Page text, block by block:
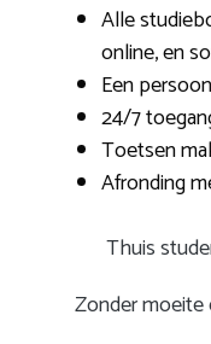
Alle
online, en
Een
24/7
Toetsen
Afronding
Thuis
Zonder moeite